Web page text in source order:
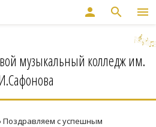
menu
search
person
музыкальный колледж им.
Поздравляем с успешным